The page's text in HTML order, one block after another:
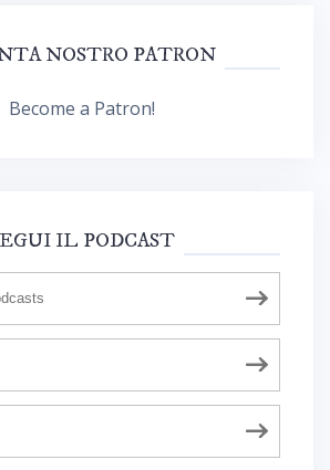
NOSTRO PATRON
Become a Patron!
IL PODCAST